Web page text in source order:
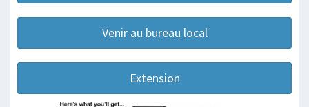
Venir au bureau local
Extension